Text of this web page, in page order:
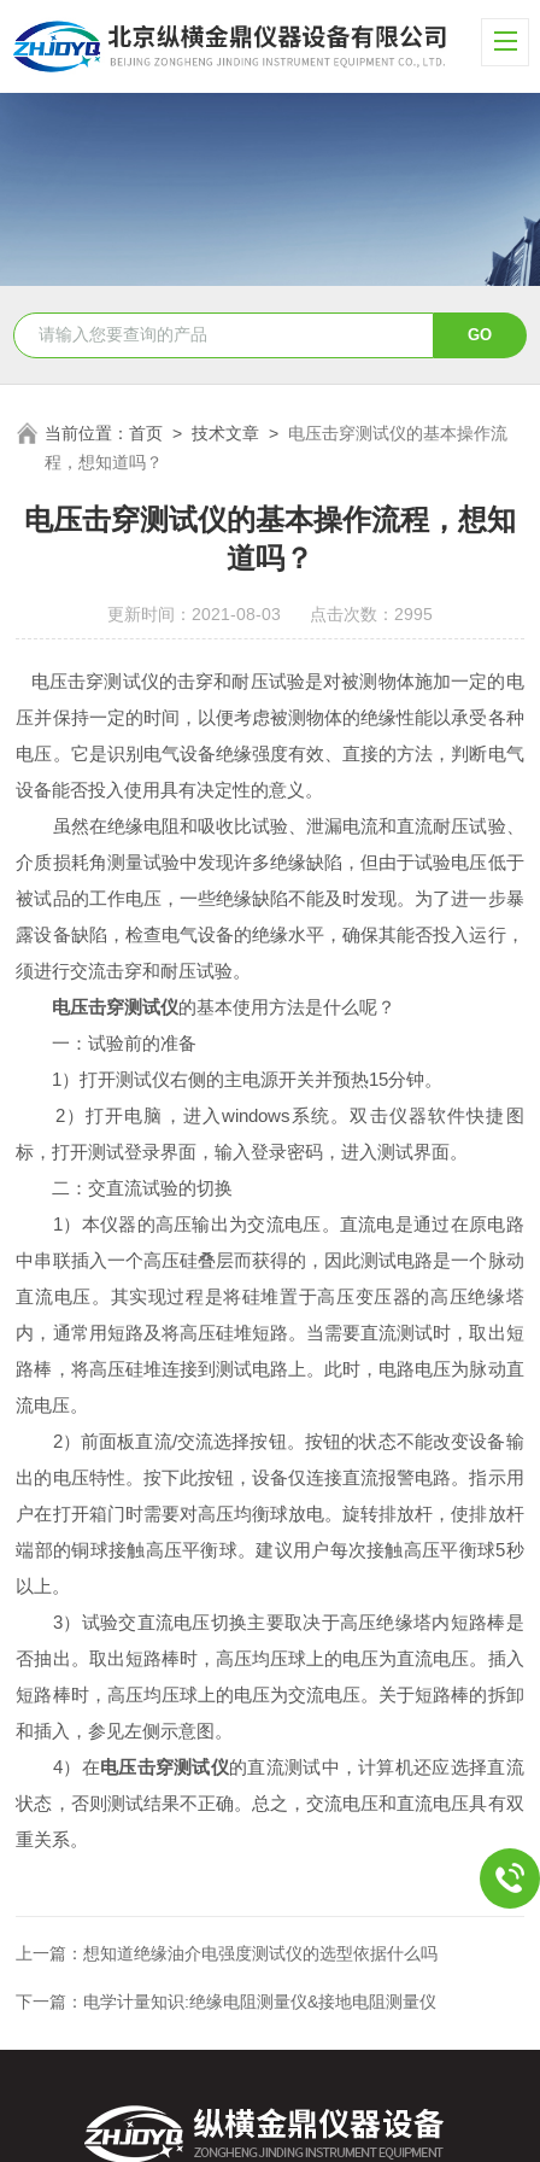
当前位置：首页 >技术文章 > 电压击穿测试仪的基本操作流
程，想知道吗？
电压击穿测试仪的基本操作流程，想知
道吗？
更新时间：2021-08-03 点击次数：2995
电压击穿测试仪的击穿和耐压试验是对被测物体施加一定的电
压并保持一定的时间，以便考虑被测物体的绝缘性能以承受各种
电压。它是识别电气设备绝缘强度有效、直接的方法，判断电气
设备能否投入使用具有决定性的意义。
虽然在绝缘电阻和吸收比试验、泄漏电流和直流耐压试验、
介质损耗角测量试验中发现许多绝缘缺陷，但由于试验电压低于
被试品的工作电压，一些绝缘缺陷不能及时发现。为了进一步暴
露设备缺陷，检查电气设备的绝缘水平，确保其能否投入运行，
须进行交流击穿和耐压试验。
电压击穿测试仪的基本使用方法是什么呢？
一：试验前的准备
1 ）打开测试仪右侧的主电源开关并预热15分钟。
2）打开电脑，进入 windows系统。双击仪器软件快捷图
标，打开测试登录界面，输入登录密码，进入测试界面。
二：交直流试验的切换
1 ）本仪器的高压输出为交流电压。直流电是通过在原电路
中串联插入一个高压硅叠层而获得的，因此测试电路是一个脉动
直流电压。其实现过程是将硅堆置于高压变压器的高压绝缘塔
内，通常用短路及将高压硅堆短路。当需要直流测试时，取出短
路棒，将高压硅堆连接到测试电路上。此时，电路电压为脉动直
流电压。
2）前面板直流/交流选择按钮。按钮的状态不能改变设备输
出的电压特性。按下此按钮，设备仅连接直流报警电路。指示用
户在打开箱门时需要对高压均衡球放电。旋转排放杆，使排放杆
端部的铜球接触高压平衡球。建议用户每次接触高压平衡球5秒
以上。
3）试验交直流电压切换主要取决于高压绝缘塔内短路棒是
否抽出。取出短路棒时，高压均压球上的电压为直流电压。插入
短路棒时，高压均压球上的电压为交流电压。关于短路棒的拆卸
和插入，参见左侧示意图。
4）在电压击穿测试仪的直流测试中，计算机还应选择直流
状态，否则测试结果不正确。总之，交流电压和直流电压具有双
重关系。
上一篇：想知道绝缘油介电强度测试仪的选型依据什么吗
下一篇： 电学计量知识:绝缘电阻测量仪&接地电阻测量仪